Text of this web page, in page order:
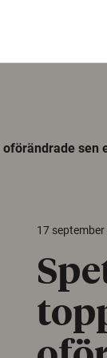
sen
17